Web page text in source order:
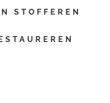
STOFFEREN